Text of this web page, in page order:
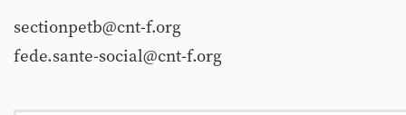
sectionpetb@cnt-f.org
fede.sante-social@cnt-f.org